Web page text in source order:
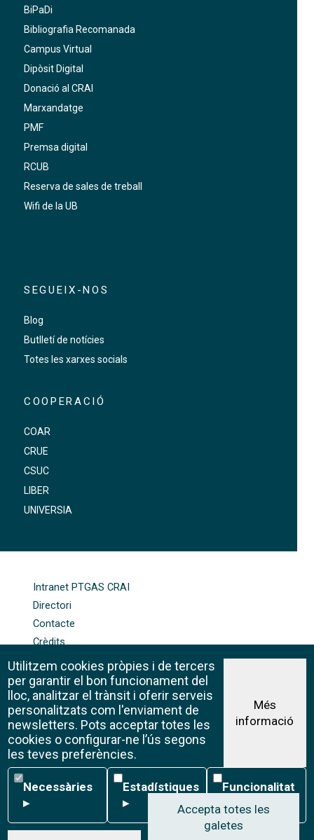
BiPaDi
Bibliografia Recomanada
Campus Virtual
Dipòsit Digital
Donació al CRAI
Marxandatge
PMF
Premsa digital
RCUB
Reserva de sales de treball
Wifi de la UB
SEGUEIX-NOS
Blog
Butlletí de notícies
Totes les xarxes socials
COOPERACIÓ
COAR
CRUE
CSUC
LIBER
UNIVERSIA
Intranet PTGAS CRAI
Directori
Contacte
Crèdits
Política de galetes
Avís legal
©CRAI Universitat de Barcelona
Creative Commons 4.0
Utilitzem cookies pròpies i de tercers
per garantir el bon funcionament del
lloc, analitzar el trànsit i oferir serveis
personalitzats com l'enviament de
newsletters. Pots acceptar totes les
cookies o configurar-ne l’ús segons
les teves preferències.
Més
informació
Necessàries
Necessàries
▸
Estadístiques
Estadístiques
▸
Funcionalitat
Funcionalitat
▸
Accepta totes les
galetes